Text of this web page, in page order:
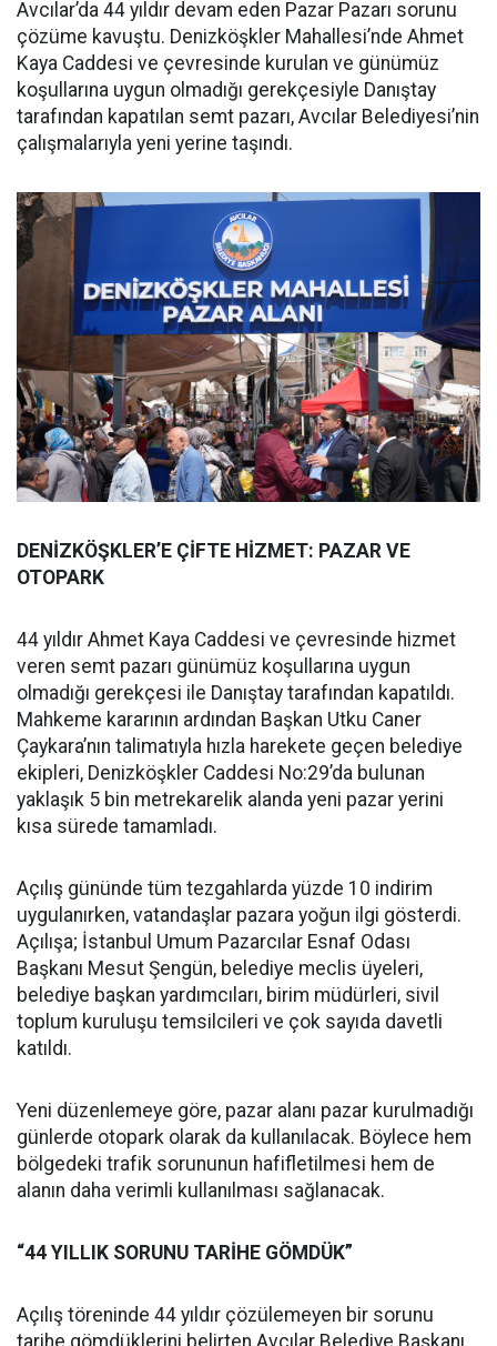
Avcılar’da 44 yıldır devam eden Pazar Pazarı sorunu
çözüme kavuştu. Denizköşkler Mahallesi’nde Ahmet
Kaya Caddesi ve çevresinde kurulan ve günümüz
koşullarına uygun olmadığı gerekçesiyle Danıştay
tarafından kapatılan semt pazarı, Avcılar Belediyesi’nin
çalışmalarıyla yeni yerine taşındı.
DENİZKÖŞKLER’E ÇİFTE HİZMET: PAZAR VE
OTOPARK
44 yıldır Ahmet Kaya Caddesi ve çevresinde hizmet
veren semt pazarı günümüz koşullarına uygun
olmadığı gerekçesi ile Danıştay tarafından kapatıldı.
Mahkeme kararının ardından Başkan Utku Caner
Çaykara’nın talimatıyla hızla harekete geçen belediye
ekipleri, Denizköşkler Caddesi No:29’da bulunan
yaklaşık 5 bin metrekarelik alanda yeni pazar yerini
kısa sürede tamamladı.
Açılış gününde tüm tezgahlarda yüzde 10 indirim
uygulanırken, vatandaşlar pazara yoğun ilgi gösterdi.
Açılışa; İstanbul Umum Pazarcılar Esnaf Odası
Başkanı Mesut Şengün, belediye meclis üyeleri,
belediye başkan yardımcıları, birim müdürleri, sivil
toplum kuruluşu temsilcileri ve çok sayıda davetli
katıldı.
Yeni düzenlemeye göre, pazar alanı pazar kurulmadığı
günlerde otopark olarak da kullanılacak. Böylece hem
bölgedeki trafik sorununun hafifletilmesi hem de
alanın daha verimli kullanılması sağlanacak.
“44 YILLIK SORUNU TARİHE GÖMDÜK”
Açılış töreninde 44 yıldır çözülemeyen bir sorunu